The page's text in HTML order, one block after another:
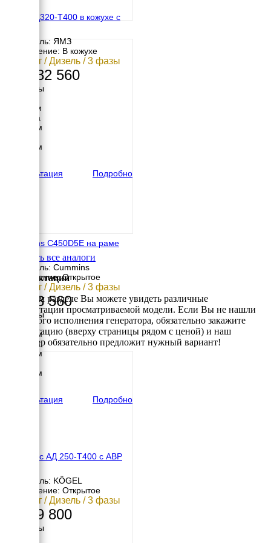
ЯМЗ АД320-Т400 в кожухе с
Двигатель: ЯМЗ
Исполнение: В кожухе
320 кВт / Дизель / 3 фазы
13 132 560
Размеры
3115 мм
Ширина
1230 мм
1366 мм
Консультация
Подробно
Cummins C450D5E на раме
Двигатель: Cummins
Исполнение: Открытое
327 кВт / Дизель / 3 фазы
5 883 560
Размеры
3430 мм
Ширина
1500 мм
2070 мм
Консультация
Подробно
Амперос АД 250-Т400 с АВР
Двигатель: KÖGEL
Исполнение: Открытое
250 кВт / Дизель / 3 фазы
1 829 800
Размеры
Смотреть все аналоги
Комплектации
В данном разделе Вы можете увидеть различные
комплектации просматриваемой модели. Если Вы не нашли
требуемого исполнения генератора, обязательно закажите
консультацию (вверху страницы рядом с ценой) и наш
менеджер обязательно предложит нужный вариант!